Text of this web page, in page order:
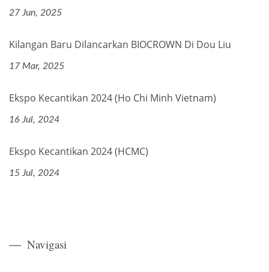
27 Jun, 2025
Kilangan Baru Dilancarkan BIOCROWN Di Dou Liu
17 Mar, 2025
Ekspo Kecantikan 2024 (Ho Chi Minh Vietnam)
16 Jul, 2024
Ekspo Kecantikan 2024 (HCMC)
15 Jul, 2024
Navigasi